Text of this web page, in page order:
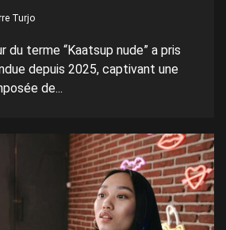
Turjo
du terme “Kaatsup nude” a pris
depuis 2025, captivant une
de...